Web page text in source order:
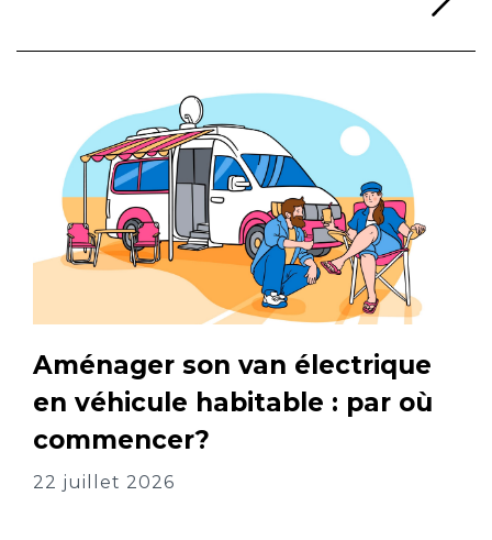
Aménager son van électrique
en véhicule habitable : par où
commencer?
22 juillet 2026